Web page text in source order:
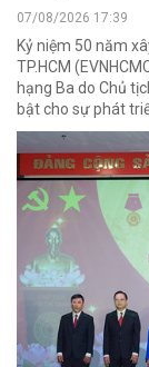
07/08/2026 17:39
Kỷ niệm 50 năm
TP.HCM
hạng Ba do Chủ
bật cho sự phát